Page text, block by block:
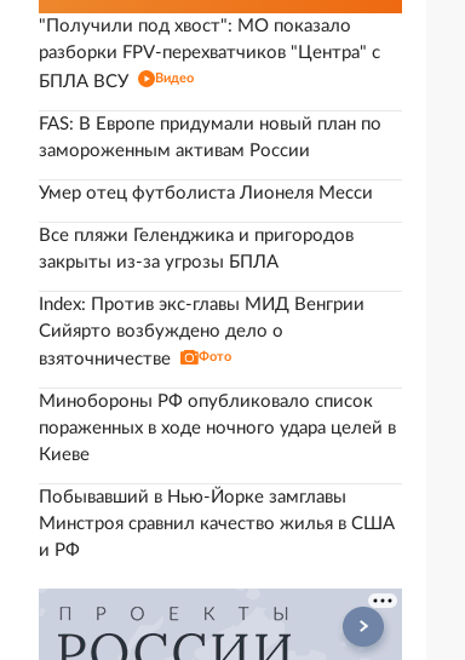
"Получили под хвост": МО показало
разборки FPV-перехватчиков "Центра" с
БПЛА ВСУ
Видео
FAS: В Европе придумали новый план по
замороженным активам России
Умер отец футболиста Лионеля Месси
Все пляжи Геленджика и пригородов
закрыты из-за угрозы БПЛА
Index: Против экс-главы МИД Венгрии
Сийярто возбуждено дело о
взяточничестве
Фото
Минобороны РФ опубликовало список
пораженных в ходе ночного удара целей в
Киеве
Побывавший в Нью-Йорке замглавы
Минстроя сравнил качество жилья в США
и РФ